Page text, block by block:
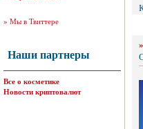
» Мы в Твиттере
Наши партнеры
Все о косметике
Новости криптовалют
»